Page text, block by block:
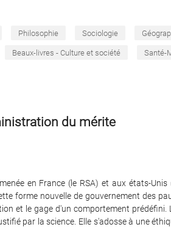
Philosophie Sociologie
Beaux-livres - Culture et société Santé-
du mérite
en France (le RSA) et aux états-Unis
forme nouvelle de gouvernement des
et le gage d'un comportement prédéfini.
par la science. Elle s'adosse à une